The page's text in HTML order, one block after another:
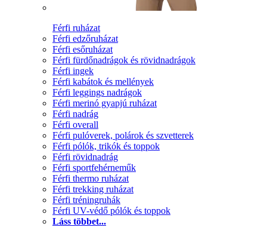
Férfi ruházat
Férfi edzőruházat
Férfi esőruházat
Férfi fürdőnadrágok és rövidnadrágok
Férfi ingek
Férfi kabátok és mellények
Férfi leggings nadrágok
Férfi merinó gyapjú ruházat
Férfi nadrág
Férfi overall
Férfi pulóverek, polárok és szvetterek
Férfi pólók, trikók és toppok
Férfi rövidnadrág
Férfi sportfehérneműk
Férfi thermo ruházat
Férfi trekking ruházat
Férfi tréningruhák
Férfi UV-védő pólók és toppok
Láss többet...